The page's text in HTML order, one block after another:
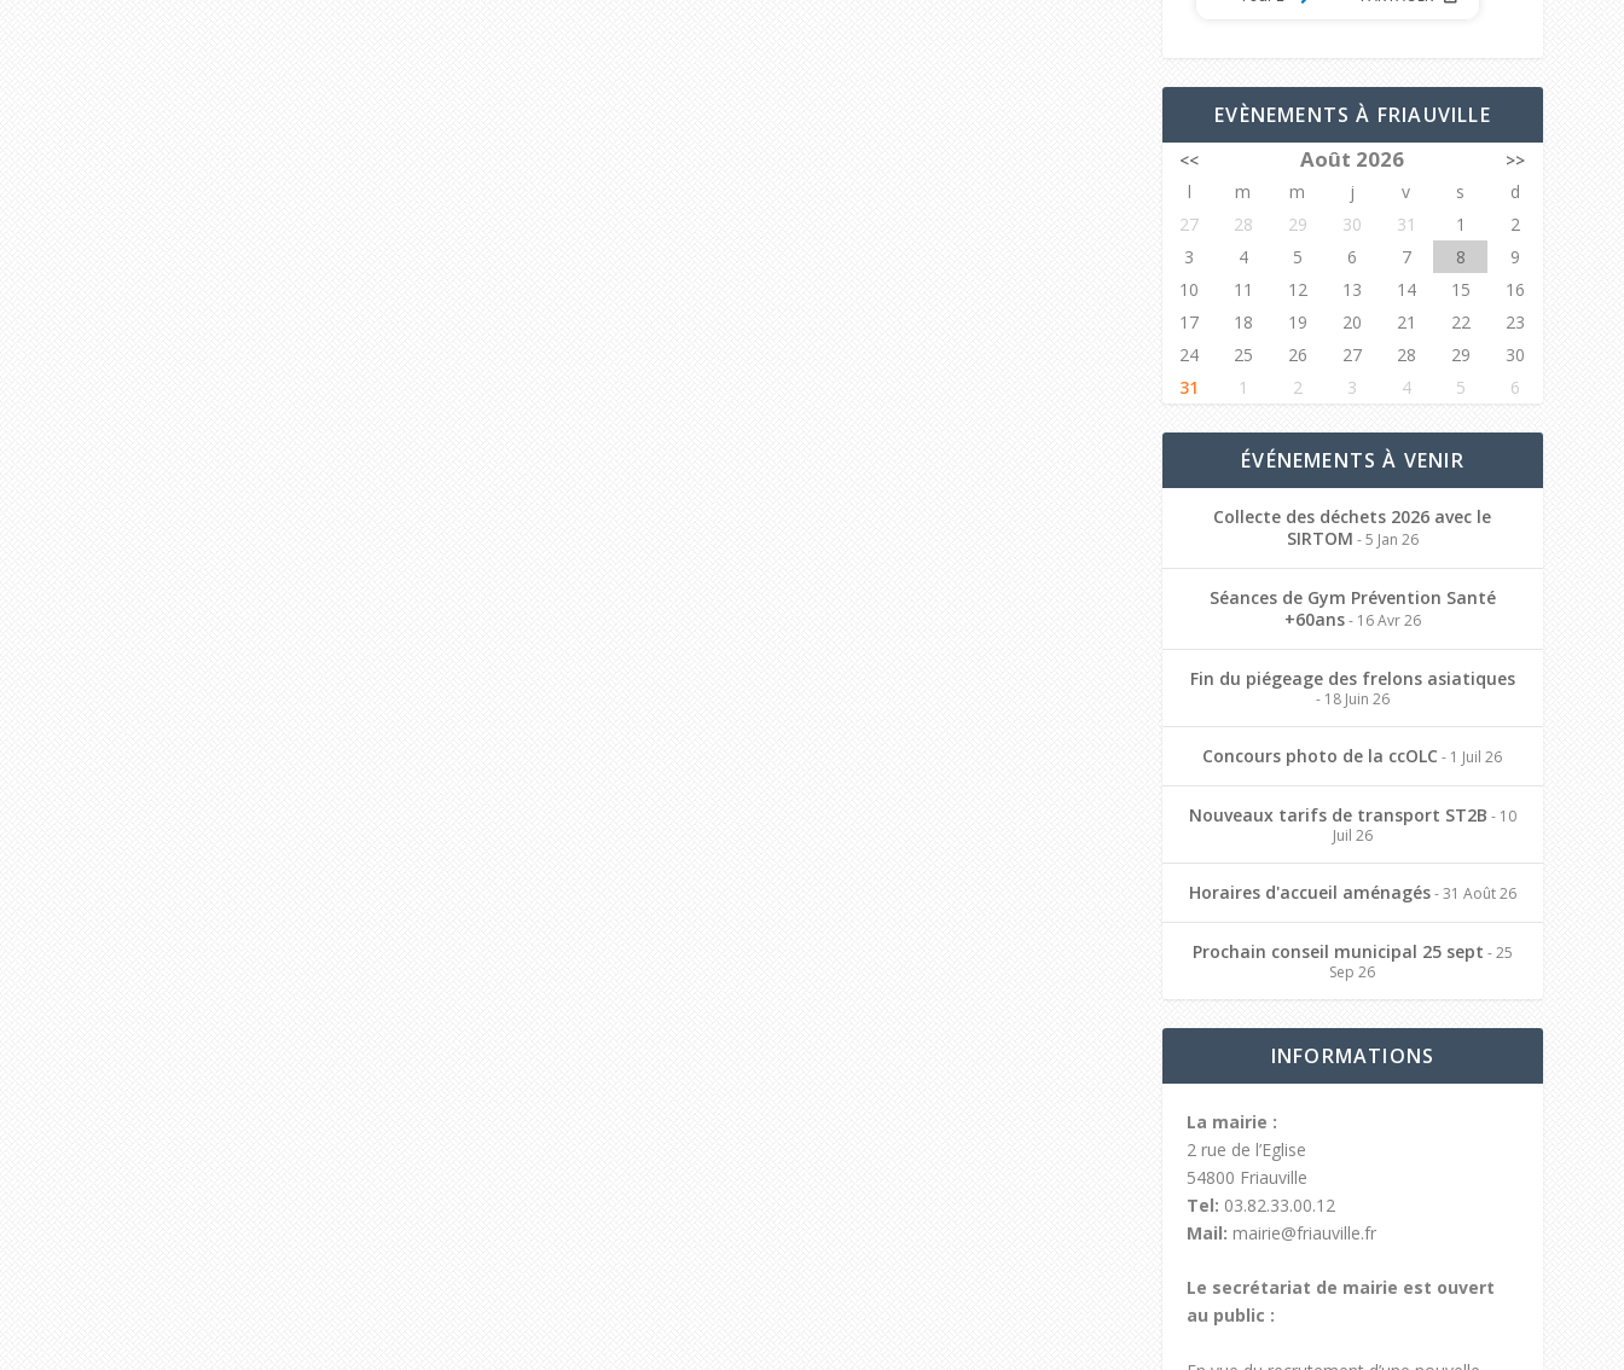
EVÈNEMENTS À FRIAUVILLE
<< Août 2026
>>
l
m m j v s
d
27
28 29 30 31 1
2
3
4 5 6 7 8
9
10
11 12 13 14 15
16
17
18 19 20 21 22
23
24
25 26 27 28 29
30
31
1 2 3 4 5 6
ÉVÉNEMENTS À VENIR
Collecte des déchets 2026 avec le
SIRTOM - 5 Jan 26
Séances de Gym Prévention Santé
+60ans- 16 Avr 26
Fin du piégeage des frelons asiatiques
- 18 Juin 26
Concours photo de la ccOLC - 1 Juil 26
Nouveaux tarifs de transport ST2B - 10
Juil 26
Horaires d'accueil aménagés- 31 Août 26
Prochain conseil municipal 25 sept - 25
Sep 26
INFORMATIONS
La mairie :
2 rue de l’Eglise
54800 Friauville
Tel: 03.82.33.00.12
Mail: mairie@friauville.fr
Le secrétariat de mairie est ouvert
au public :